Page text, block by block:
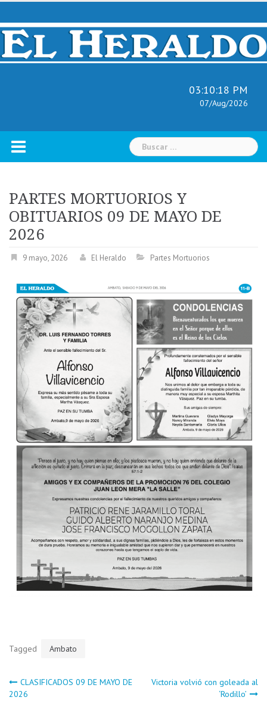
Skip
content
03:10:19 PM
07/Aug/2026
Buscar:
PARTES MORTUORIOS Y
OBITUARIOS 09 DE MAYO DE
2026
9 mayo, 2026 El Heraldo Partes Mortuorios
Tagged Ambato
Navegación
CLASIFICADOS 09 DE MAYO DE
2026
Victoria volvió con goleada al
‘Rodillo’